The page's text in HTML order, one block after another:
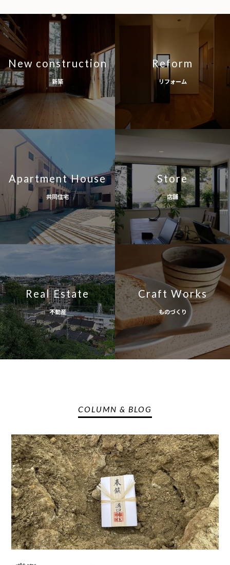
New construction
新築
Reform
リフォーム
Apartment House
共同住宅
Store
店舗
Real Estate
不動産
Craft Works
ものづくり
COLUMN & BLOG